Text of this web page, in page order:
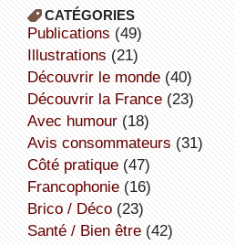
CATÉGORIES
publications (49)
illustrations (21)
découvrir le monde(40)
découvrir la France(23)
avec humour(18)
avis consommateurs (31)
côté pratique(47)
Francophonie(16)
Brico / Déco(23)
Santé / Bien être(42)